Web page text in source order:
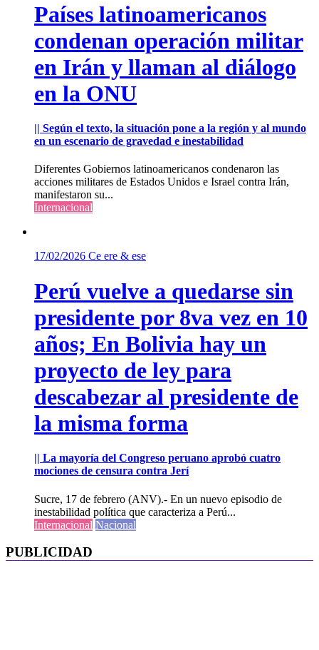
Países latinoamericanos
condenan operación militar
en Irán y llaman al diálogo
en la ONU
|| Según el texto, la situación pone a la región y al mundo
en un escenario de gravedad e inestabilidad
Diferentes Gobiernos latinoamericanos condenaron las
acciones militares de Estados Unidos e Israel contra Irán,
manifestaron su...
Internacional
17/02/2026 Ce ere & ese
Perú vuelve a quedarse sin
presidente por 8va vez en 10
años; En Bolivia hay un
proyecto de ley para
descabezar al presidente de
la misma forma
|| La mayoría del Congreso peruano aprobó cuatro
mociones de censura contra Jerí
Sucre, 17 de febrero (ANV).- En un nuevo episodio de
inestabilidad política que caracteriza a Perú...
Internacional Nacional
PUBLICIDAD